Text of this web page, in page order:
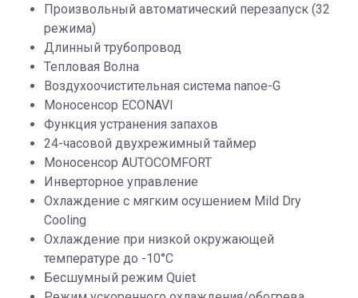
Произвольный автоматический перезапуск (32
режима)
Длинный трубопровод
Тепловая Волна
Воздухоочистительная система nanoe-G
Моносенсор ECONAVI
Функция устранения запахов
24-часовой двухрежимный таймер
Моносенсор AUTOCOMFORT
Инверторное управление
Охлаждение с мягким осушением Mild Dry
Cooling
Охлаждение при низкой окружающей
температуре до -10°С
Бесшумный режим Quiet